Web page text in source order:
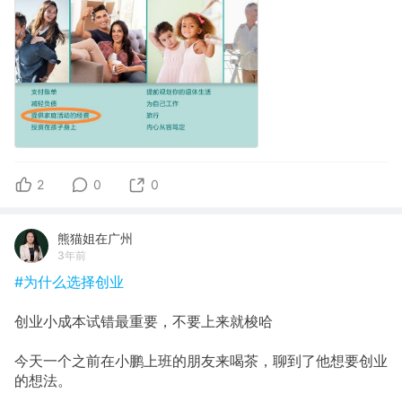
2 0 0
熊猫姐在广州
3年前
#为什么选择创业
创业小成本试错最重要，不要上来就梭哈
今天一个之前在小鹏上班的朋友来喝茶，聊到了他想要创业
的想法。